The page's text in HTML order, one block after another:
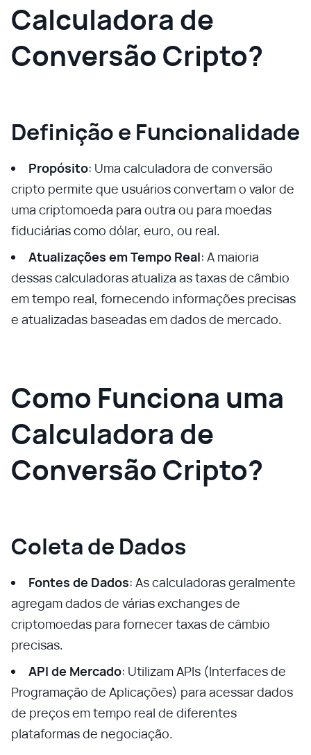
Calculadora de
Conversão Cripto?
Definição e Funcionalidade
Propósito: Uma calculadora de conversão
cripto permite que usuários convertam o valor de
uma criptomoeda para outra ou para moedas
fiduciárias como dólar, euro, ou real.
Atualizações em Tempo Real: A maioria
dessas calculadoras atualiza as taxas de câmbio
em tempo real, fornecendo informações precisas
e atualizadas baseadas em dados de mercado.
Como Funciona uma
Calculadora de
Conversão Cripto?
Coleta de Dados
Fontes de Dados: As calculadoras geralmente
agregam dados de várias exchanges de
criptomoedas para fornecer taxas de câmbio
precisas.
API de Mercado: Utilizam APIs (Interfaces de
Programação de Aplicações) para acessar dados
de preços em tempo real de diferentes
plataformas de negociação.